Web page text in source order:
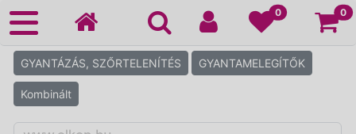
0 0
GYANTÁZÁS, SZŐRTELENÍTÉS GYANTAMELEGÍTŐK
Kombinált